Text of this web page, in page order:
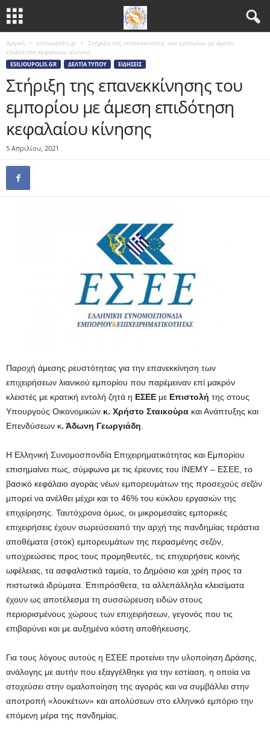
Αρχική esilioupolis.gr
Στήριξη της επανεκκίνησης του εμπορίου με άμεση
επιδότηση κεφαλαίου κίνησης
ESILIOUPOLIS.GR ΔΕΛΤΊΑ ΤΎΠΟΥ ΕΙΔΉΣΕΙΣ
Στήριξη της επανεκκίνησης του
εμπορίου με άμεση επιδότηση
κεφαλαίου κίνησης
5 Απριλίου, 2021
Παροχή άμεσης ρευστότητας για την επανεκκίνηση των
επιχειρήσεων λιανικού εμπορίου που παρέμειναν επί μακρόν
κλειστές με κρατική εντολή ζητά η ΕΣΕΕ με Επιστολή της στους
Υπουργούς Οικονομικών κ. Χρήστο Σταικούρα και Ανάπτυξης και
Επενδύσεων κ. Άδωνη Γεωργιάδη
Η Ελληνική Συνομοσπονδία Επιχειρηματικότητας και Εμπορίου
επισημαίνει πως, σύμφωνα με τις έρευνες του ΙΝΕΜΥ – ΕΣΕΕ, το
βασικό κεφάλαιο αγοράς νέων εμπορευμάτων της προσεχούς σεζόν
μπορεί να ανέλθει μέχρι και το 46% του κύκλου εργασιών της
επιχείρησης. Ταυτόχρονα όμως, οι μικρομεσαίες εμπορικές
επιχειρήσεις έχουν σωρεύσειαπό την αρχή της πανδημίας τεράστια
αποθέματα (στοκ) εμπορευμάτων της περασμένης σεζόν,
υποχρεώσεις προς τους προμηθευτές, τις επιχειρήσεις κοινής
ωφέλειας, τα ασφαλιστικά ταμεία, το Δημόσιο και χρέη προς τα
πιστωτικά ιδρύματα. Επιπρόσθετα, τα αλλεπάλληλα κλεισίματα
έχουν ως αποτέλεσμα τη συσσώρευση ειδών στους
περιορισμένους χώρους των επιχειρήσεων, γεγονός που τις
επιβαρύνει και με αυξημένα κόστη αποθήκευσης.
Για τους λόγους αυτούς η ΕΣΕΕ προτείνει την υλοποίηση Δράσης,
ανάλογης με αυτήν που εξαγγέλθηκε για την εστίαση, η οποία να
στοχεύσει στην ομαλοποίηση της αγοράς και να συμβάλλει στην
αποτροπή «λουκέτων» και απολύσεων στο ελληνικό εμπόριο την
επόμενη μέρα της πανδημίας.